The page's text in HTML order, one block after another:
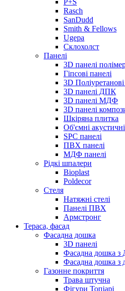
P+S
Rasch
SanDudd
Smith & Fellows
Ugepa
Склохолст
Панелі
3D панелі
Гіпсові панелі
3D Поліуретанові
3D панелі ДПК
3D панелі МДФ
3D панелі
Шкіряна плитка
Об'ємні
SPC панелі
ПВХ панелі
МДФ панелі
Рідкі шпалери
Bioplast
Poldecor
Стеля
Натяжні стелі
Панелі ПВХ
Армстронг
Тераса, фасад
Фасадна дошка
3D панелі
Фасадна дошка
Фасадна дошка з
Газонне покриття
Трава штучна
Фігури Топіарі